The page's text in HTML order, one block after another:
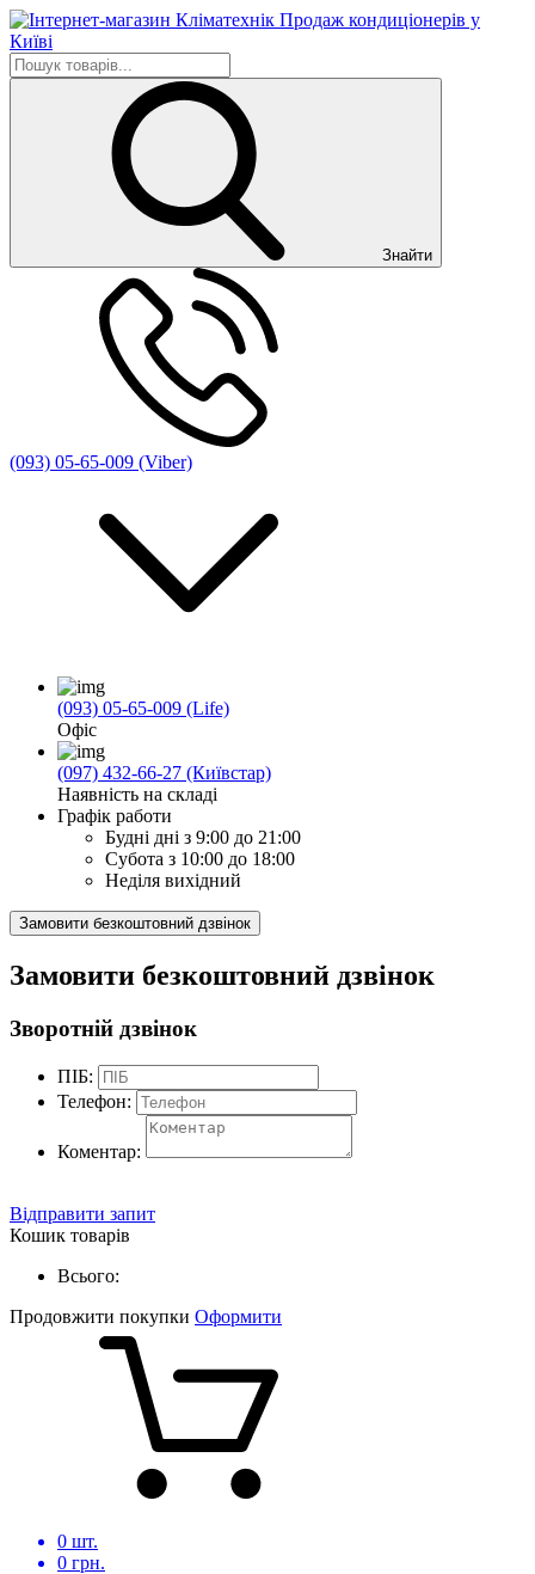
Знайти
(093) 05-65-009 (Viber)
(093) 05-65-009 (Life)
Офіс
(097) 432-66-27 (Київстар)
Наявність на складі
Графік работи
Будні дні з 9:00 до 21:00
Субота з 10:00 до 18:00
Неділя вихідний
Замовити безкоштовний дзвінок
Замовити безкоштовний дзвінок
Зворотній дзвінок
ПІБ:
Телефон:
Коментар:
Відправити запит
Кошик товарів
Всього:
Продовжити покупки Оформити
0 шт.
0 грн.